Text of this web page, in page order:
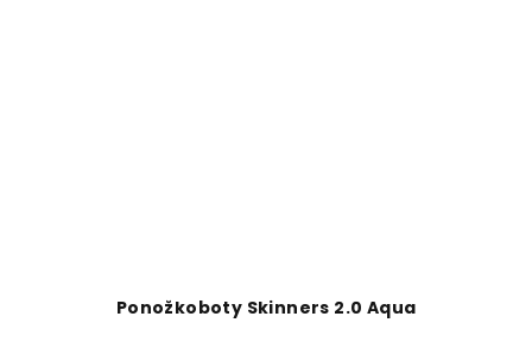
Ponožkoboty Skinners 2.0 Aqua